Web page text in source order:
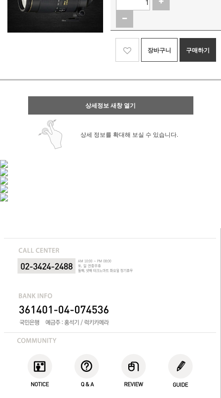
장바구니 구매하기
상세정보 새창 열기
상세 정보를 확대해 보실 수 있습니다.